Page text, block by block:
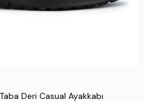
Deri Casual Ayakkabı